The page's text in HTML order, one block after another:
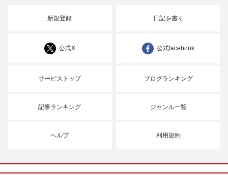
新規登録 日記を書く
公式X 公式facebook
サービストップ ブログランキング
記事ランキング ジャンル一覧
ヘルプ 利用規約